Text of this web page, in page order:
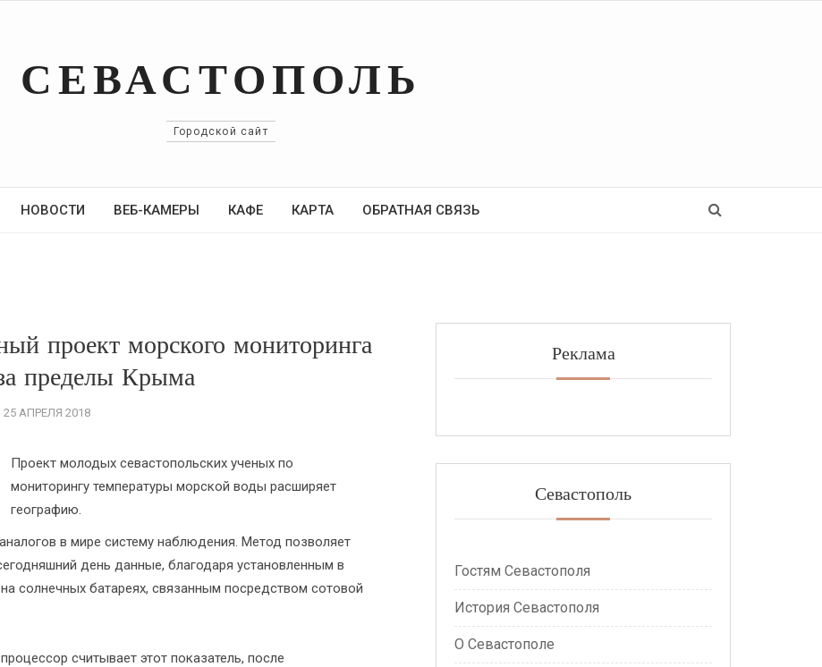
СЕВАСТОПОЛЬ
Городской сайт
НОВОСТИ ВЕБ-КАМЕРЫ КАФЕ КАРТА ОБРАТНАЯ СВЯЗЬ
проект морского мониторинга
пределы Крыма
25 АПРЕЛЯ 2018
Проект молодых севастопольских ученых по
мониторингу температуры морской воды расширяет
географию.
в мире систему наблюдения. Метод позволяет
день данные, благодаря установленным в
солнечных батареях, связанным посредством сотовой
считывает этот показатель, после
Реклама
Севастополь
Гостям Севастополя
История Севастополя
О Севастополе